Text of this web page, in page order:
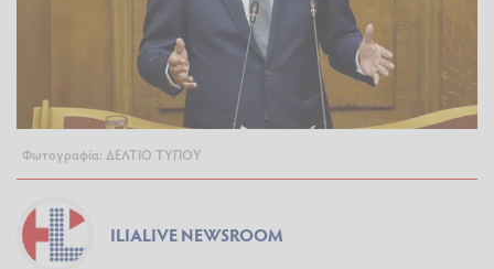
Φωτογραφία: ΔΕΛΤΙΟ ΤΥΠΟΥ
ILIALIVE NEWSROOM